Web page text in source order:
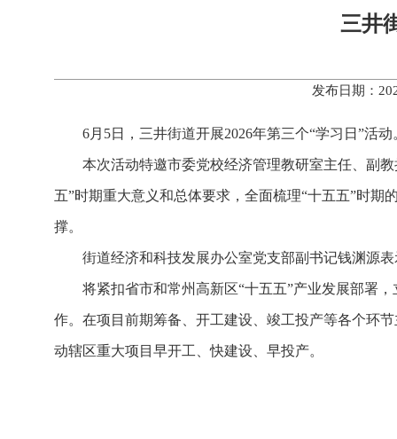
三井
发布日期：
6月5日，三井街道开展2026年第三个“学习日”活动
本次活动特邀市委党校经济管理教研室主任、副
五”时期重大意义和总体要求，全面梳理“十五五”时
撑。
街道经济和科技发展办公室党支部副书记钱渊源
将紧扣省市和常州高新区“十五五”产业发展部署
作。在项目前期筹备、开工建设、竣工投产等各个环
动辖区重大项目早开工、快建设、早投产。